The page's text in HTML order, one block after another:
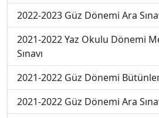
2022-2023 Güz Dönemi Ara
2021-2022 Yaz Okulu Dönemi
Sınavı
2021-2022 Güz Dönemi
2021-2022 Güz Dönemi Ara